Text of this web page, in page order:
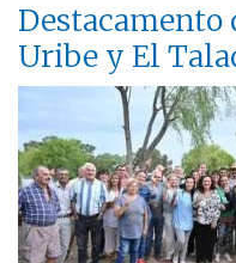
Destacamento
Uribe y El